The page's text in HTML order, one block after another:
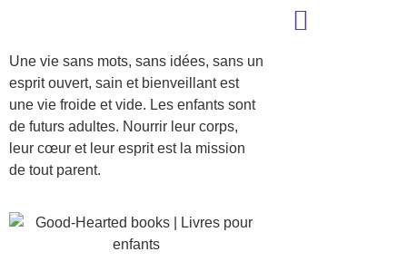
Une vie sans mots, sans idées, sans un
esprit ouvert, sain et bienveillant est
une vie froide et vide. Les enfants sont
de futurs adultes. Nourrir leur corps,
leur cœur et leur esprit est la mission
de tout parent.